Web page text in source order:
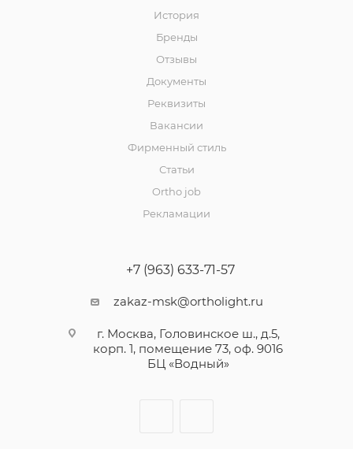
История
Бренды
Отзывы
Документы
Реквизиты
Вакансии
Фирменный стиль
Статьи
Ortho job
Рекламации
+7 (963) 633-71-57
zakaz-msk@ortholight.ru
г. Москва, Головинское ш., д.5,
корп. 1, помещение 73, оф. 9016
БЦ «Водный»